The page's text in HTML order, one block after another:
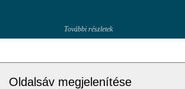
További részletek
Oldalsáv megjelenítése